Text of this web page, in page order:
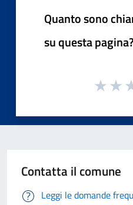
Quanto sono
su questa
Contatta il comune
Leggi le domande